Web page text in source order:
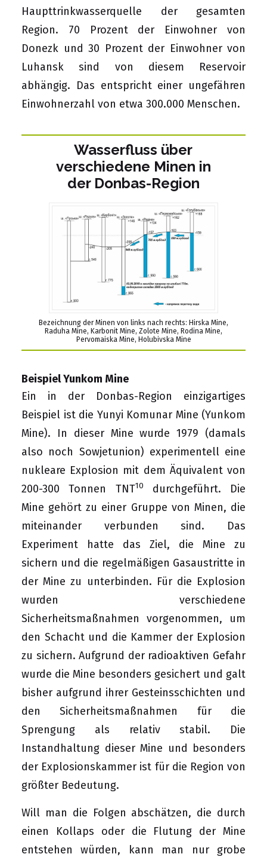
Haupttrinkwasserquelle der gesamten
Region. 70 Prozent der Einwohner von
Donezk und 30 Prozent der Einwohner von
Luhansk sind von diesem Reservoir
abhängig. Das entspricht einer ungefähren
Einwohnerzahl von etwa 300.000 Menschen.
Wasserfluss über
verschiedene Minen in
der Donbas-Region
Bezeichnung der Minen von links nach rechts: Hirska Mine,
Raduha Mine, Karbonit Mine, Zolote Mine, Rodina Mine,
Pervomaiska Mine, Holubivska Mine
Beispiel Yunkom Mine
Ein in der Donbas-Region einzigartiges
Beispiel ist die Yunyi Komunar Mine (Yunkom
Mine). In dieser Mine wurde 1979 (damals
also noch Sowjetunion) experimentell eine
nukleare Explosion mit dem Äquivalent von
200-300 Tonnen TNT10
durchgeführt. Die
Mine gehört zu einer Gruppe von Minen, die
miteinander verbunden sind. Das
Experiment hatte das Ziel, die Mine zu
sichern und die regelmäßigen Gasaustritte in
der Mine zu unterbinden. Für die Explosion
wurden verschiedene
Sicherheitsmaßnahmen vorgenommen, um
den Schacht und die Kammer der Explosion
zu sichern. Aufgrund der radioaktiven Gefahr
wurde die Mine besonders gesichert und galt
bisher aufgrund ihrer Gesteinsschichten und
den Sicherheitsmaßnahmen für die
Sprengung als relativ stabil. Die
Instandhaltung dieser Mine und besonders
der Explosionskammer ist für die Region von
größter Bedeutung.
Will man die Folgen abschätzen, die durch
einen Kollaps oder die Flutung der Mine
entstehen würden, kann man nur grobe